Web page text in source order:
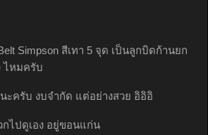
Simpson สีเทา 5 จุด เป็นลูกบิดก้านยก
ไหมครับ
ะครับ งบจำกัด แต่อย่างสวย อิอิอิ
ไปดูเอง อยู่ขอนแก่น